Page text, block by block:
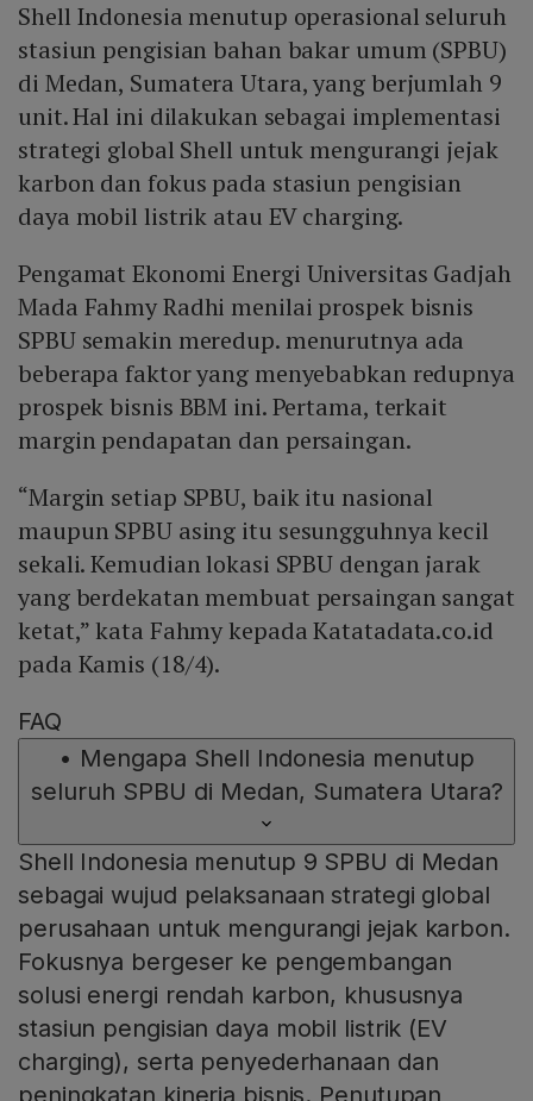
Shell Indonesia menutup operasional seluruh
stasiun pengisian bahan bakar umum (SPBU)
di Medan, Sumatera Utara, yang berjumlah 9
unit. Hal ini dilakukan sebagai implementasi
strategi global Shell untuk mengurangi jejak
karbon dan fokus pada stasiun pengisian
daya mobil listrik atau EV charging.
Pengamat Ekonomi Energi Universitas Gadjah
Mada Fahmy Radhi menilai prospek bisnis
SPBU semakin meredup. menurutnya ada
beberapa faktor yang menyebabkan redupnya
prospek bisnis BBM ini. Pertama, terkait
margin pendapatan dan persaingan.
“Margin setiap SPBU, baik itu nasional
maupun SPBU asing itu sesungguhnya kecil
sekali. Kemudian lokasi SPBU dengan jarak
yang berdekatan membuat persaingan sangat
ketat,” kata Fahmy kepada Katatadata.co.id
pada Kamis (18/4).
FAQ
• Mengapa Shell Indonesia menutup
seluruh SPBU di Medan, Sumatera Utara?
Shell Indonesia menutup 9 SPBU di Medan
sebagai wujud pelaksanaan strategi global
perusahaan untuk mengurangi jejak karbon.
Fokusnya bergeser ke pengembangan
solusi energi rendah karbon, khususnya
stasiun pengisian daya mobil listrik (EV
charging), serta penyederhanaan dan